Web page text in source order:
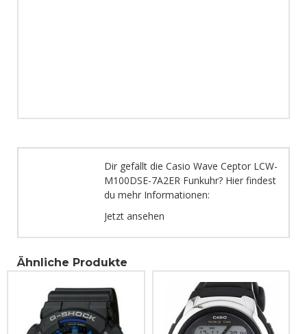
Dir gefällt die Casio Wave Ceptor LCW-
M100DSE-7A2ER Funkuhr? Hier findest
du mehr Informationen:
Jetzt ansehen
Ähnliche Produkte